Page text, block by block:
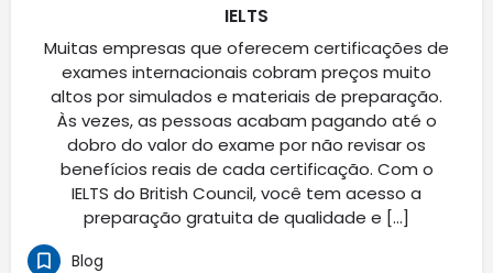
IELTS
Muitas empresas que oferecem certificações de
exames internacionais cobram preços muito
altos por simulados e materiais de preparação.
Às vezes, as pessoas acabam pagando até o
dobro do valor do exame por não revisar os
benefícios reais de cada certificação. Com o
IELTS do British Council, você tem acesso a
preparação gratuita de qualidade e […]
Blog